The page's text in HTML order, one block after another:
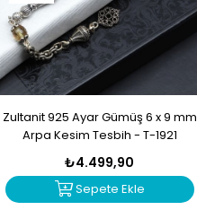
Zultanit 925 Ayar Gümüş 6 x 9 mm
Arpa Kesim Tesbih - T-1921
₺4.499,90
Sepete Ekle